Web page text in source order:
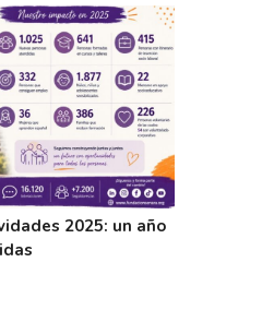
2025: un año